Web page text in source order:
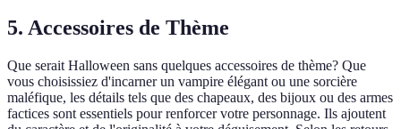
5. Accessoires de Thème
Que serait Halloween sans quelques accessoires de thème? Que
vous choisissiez d'incarner un vampire élégant ou une sorcière
maléfique, les détails tels que des chapeaux, des bijoux ou des armes
factices sont essentiels pour renforcer votre personnage. Ils ajoutent